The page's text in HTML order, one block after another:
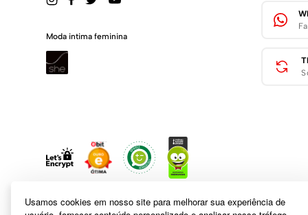
Usamos cookies em nosso site para melhorar sua experiência de
Moda intima feminina